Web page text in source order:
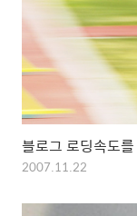
블로그 로딩속도
2007.11.22